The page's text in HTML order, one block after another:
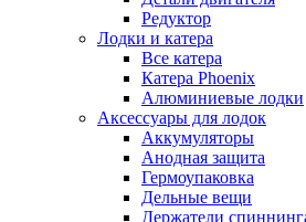
Редуктор
Лодки и катера
Все катера
Катера Phoenix
Алюминиевые лодки
Аксессуары для лодок
Аккумуляторы
Анодная защита
Гермоупаковка
Дельные вещи
Держатели